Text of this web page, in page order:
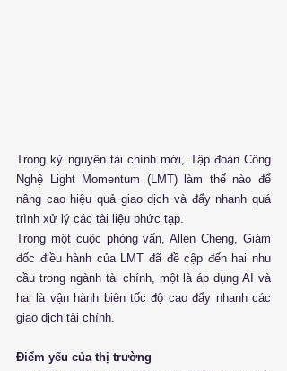
Trong kỷ nguyên tài chính mới, Tập đoàn Công
Nghệ Light Momentum (LMT) làm thế nào để
nâng cao hiệu quả giao dịch và đẩy nhanh quá
trình xử lý các tài liệu phức tạp.
Trong một cuộc phỏng vấn, Allen Cheng, Giám
đốc điều hành của LMT đã đề cập đến hai nhu
cầu trong ngành tài chính, một là áp dụng AI và
hai là vận hành biên tốc độ cao đẩy nhanh các
giao dịch tài chính.
Điểm yếu của thị trường